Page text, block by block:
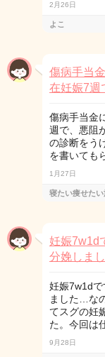
2月26日
よこ
傷病手当
在妊娠7
傷病手当金
週で、悪阻
の診断をう
を書いても
1月27日
寝たい痩せた
妊娠7w1d
分娩しま
妊娠7w1d
ました…な
てスグの妊
た。今回は
9月28日